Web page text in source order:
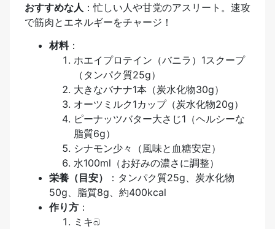
おすすめな人 ：忙しい人や甘党のアスリート。速攻
で筋肉とエネルギーをチャージ！
材料：
ホエイプロテイン（バニラ）1スクープ
（タンパク質25g）
大きなバナナ1本（炭水化物30g）
オーツミルク1カップ（炭水化物20g）
ピーナッツバター大さじ1（ヘルシーな
脂質6g）
シナモン少々（風味と血糖安定）
水100ml（お好みの濃さに調整）
栄養（目安）
：タンパク質25g、炭水化物
50g、脂質8g、約400kcal
作り方 ：
ミキබ